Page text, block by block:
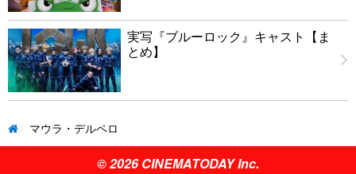
実写『ブルーロック』キャスト【ま
とめ】
マウラ・デルペロ
© 2026 CINEMATODAY Inc.